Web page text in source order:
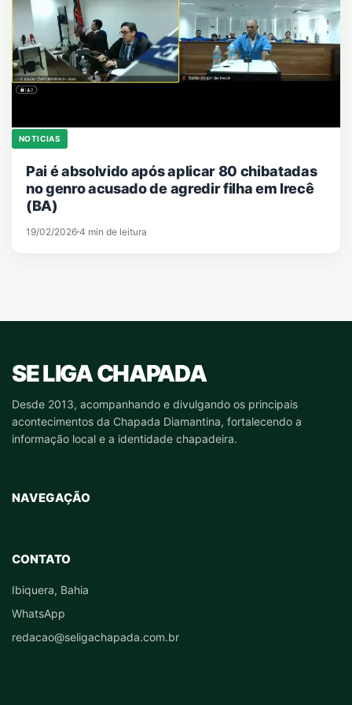
NOTICIAS
Pai é absolvido após aplicar 80 chibatadas
no genro acusado de agredir filha em Irecê
(BA)
19/02/2026 4 min de leitura
SE LIGA CHAPADA
Desde 2013, acompanhando e divulgando os principais
acontecimentos da Chapada Diamantina, fortalecendo a
informação local e a identidade chapadeira.
NAVEGAÇÃO
CONTATO
Ibiquera, Bahia
WhatsApp
redacao@seligachapada.com.br